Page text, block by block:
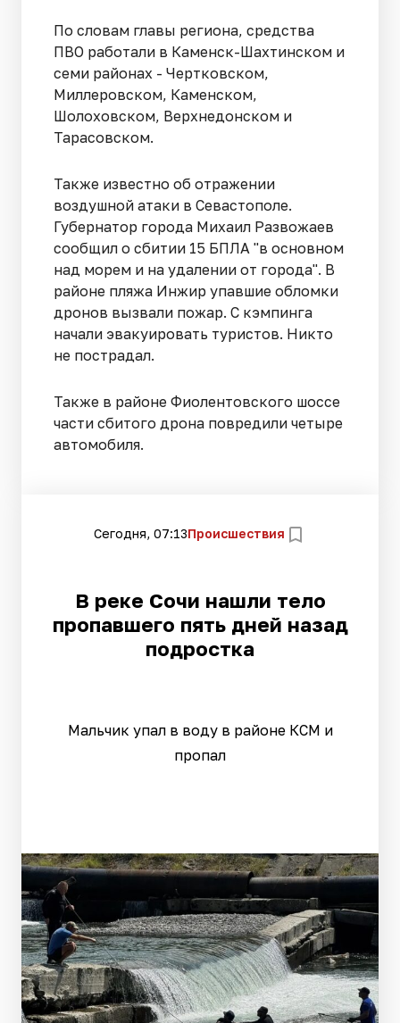
По словам главы региона, средства
ПВО работали в Каменск-Шахтинском и
семи районах - Чертковском,
Миллеровском, Каменском,
Шолоховском, Верхнедонском и
Тарасовском.
Также известно об отражении
воздушной атаки в Севастополе.
Губернатор города Михаил Развожаев
сообщил о сбитии 15 БПЛА "в основном
над морем и на удалении от города". В
районе пляжа Инжир упавшие обломки
дронов вызвали пожар. С кэмпинга
начали эвакуировать туристов. Никто
не пострадал.
Также в районе Фиолентовского шоссе
части сбитого дрона повредили четыре
автомобиля.
Сегодня, 07:13Происшествия
В реке Сочи нашли тело
пропавшего пять дней назад
подростка
Мальчик упал в воду в районе КСМ и
пропал